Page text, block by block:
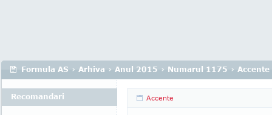
Formula AS › Arhiva › Anul 2015 › Numarul 1175 › Accente
Accente
Recomandari